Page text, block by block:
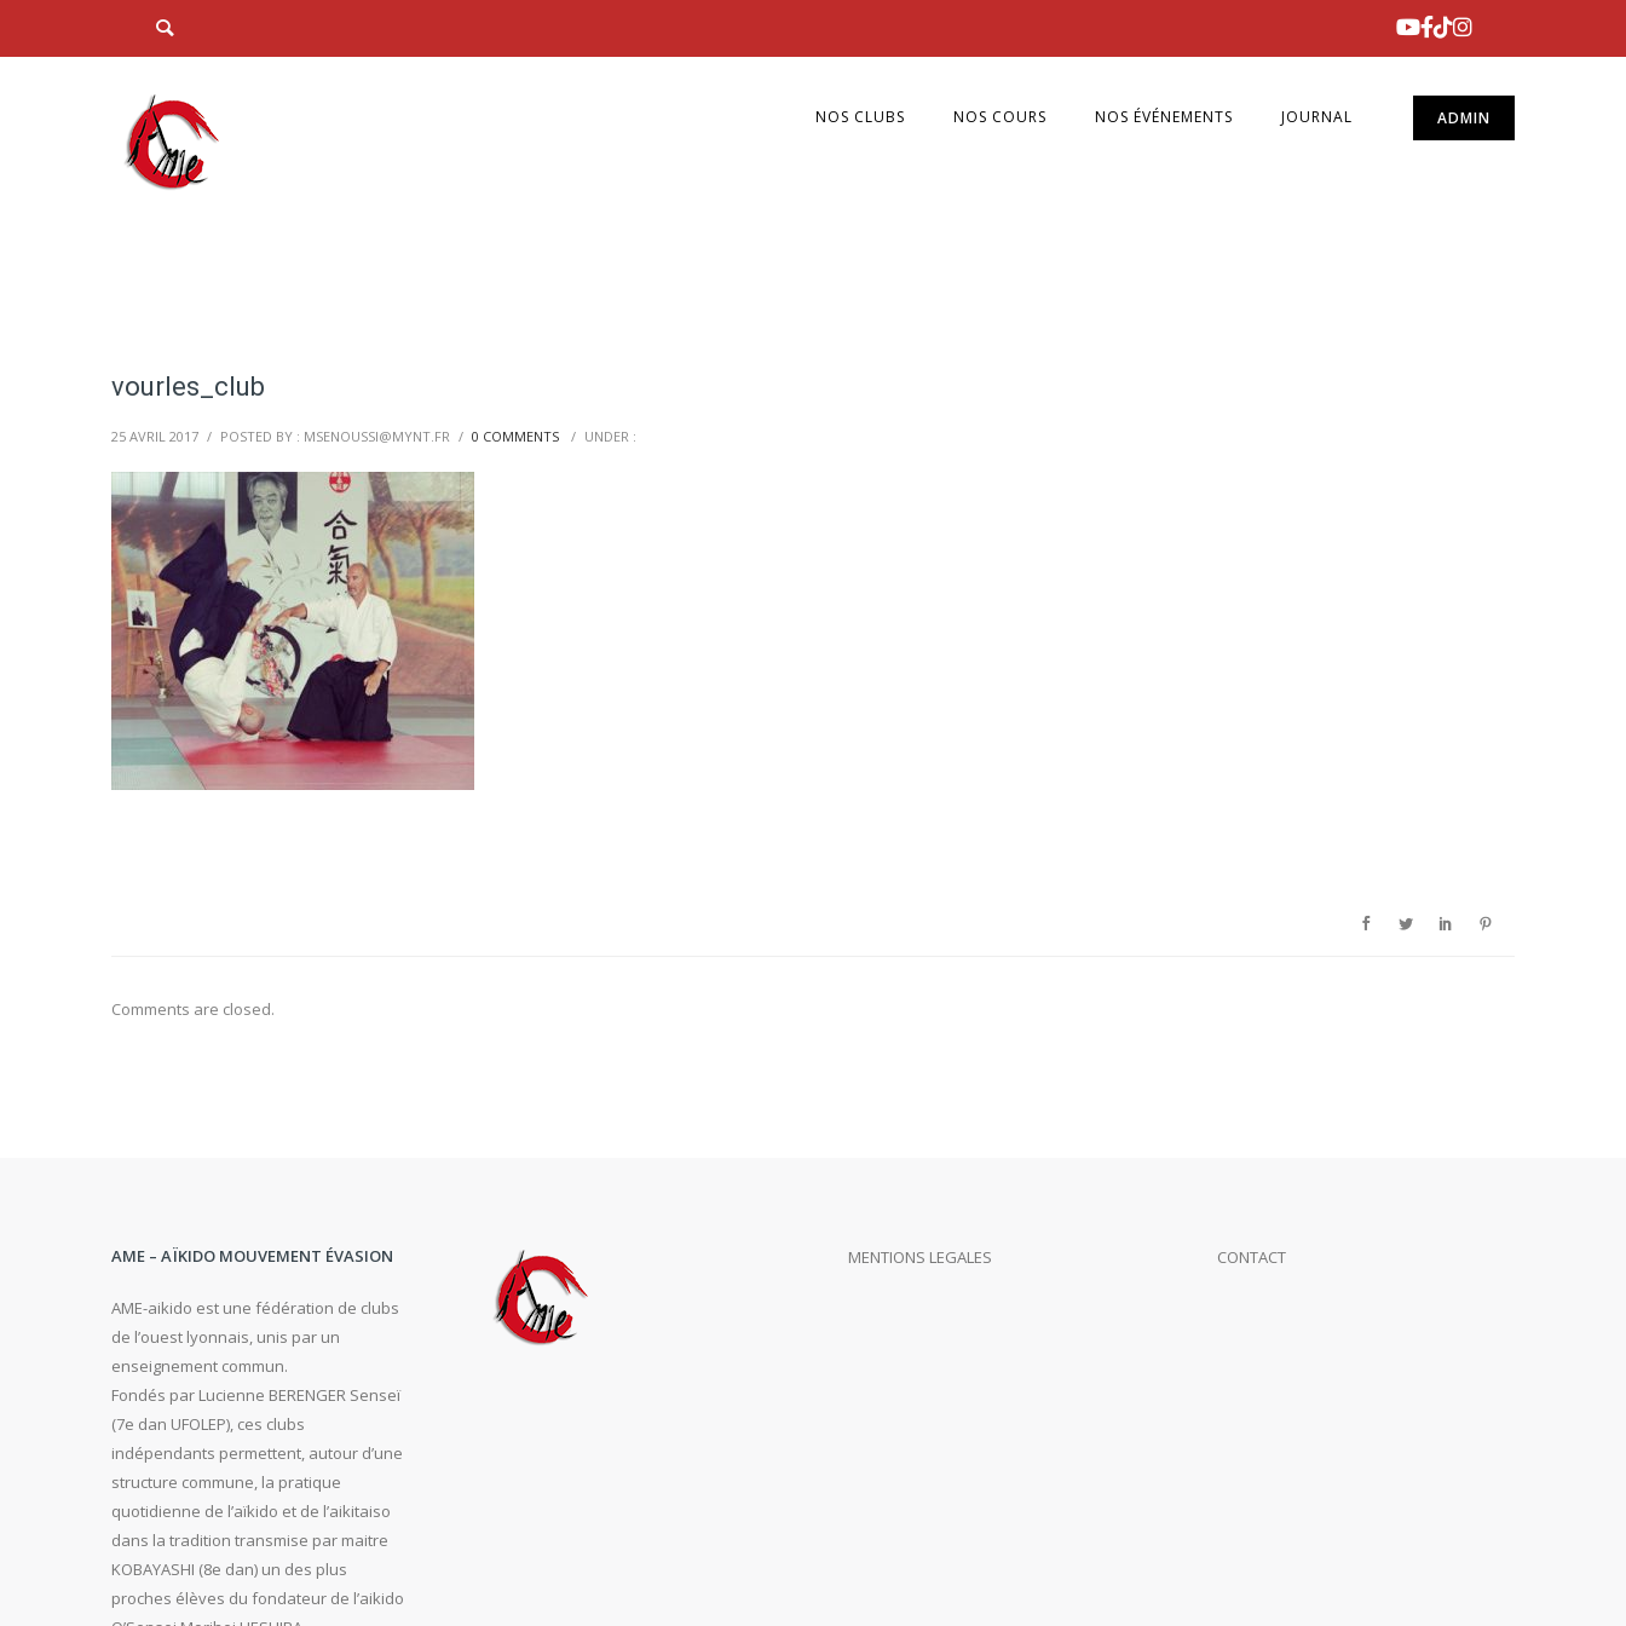
ADMIN
NOS CLUBS NOS COURS NOS ÉVÉNEMENTS JOURNAL
vourles_club
25 AVRIL 2017 / POSTED BY : MSENOUSSI@MYNT.FR / 0 COMMENTS / UNDER :
Comments are closed.
AME – AÏKIDO MOUVEMENT ÉVASION
AME-aikido est une fédération de clubs
de l’ouest lyonnais, unis par un
enseignement commun.
Fondés par Lucienne BERENGER Senseï
(7e dan UFOLEP), ces clubs
indépendants permettent, autour d’une
structure commune, la pratique
quotidienne de l’aïkido et de l’aikitaiso
dans la tradition transmise par maitre
KOBAYASHI (8e dan) un des plus
proches élèves du fondateur de l’aikido
MENTIONS LEGALES CONTACT